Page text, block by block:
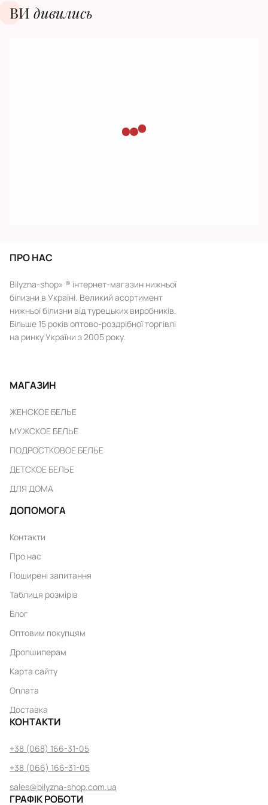
ВИ дивилиcь
ПРО НАС
Bilyzna-shop» ® інтернет-магазин нижньої
білизни в Україні. Великий асортимент
нижньої білизни від турецьких виробників.
Більше 15 років оптово-роздрібної торгівлі
на ринку України з 2005 року.
МАГАЗИН
ЖЕНСКОЕ БЕЛЬЕ
МУЖСКОЕ БЕЛЬЕ
ПОДРОСТКОВОЕ БЕЛЬЕ
ДЕТСКОЕ БЕЛЬЕ
ДЛЯ ДОМА
ДОПОМОГА
Контакти
Про нас
Поширені запитання
Таблиця розмірів
Блог
Оптовим покупцям
Дропшиперам
Карта сайту
Оплата
Доставка
КОНТАКТИ
+38 (068) 166-31-05
+38 (066) 166-31-05
sales@bilyzna-shop.com.ua
ГРАФІК РОБОТИ